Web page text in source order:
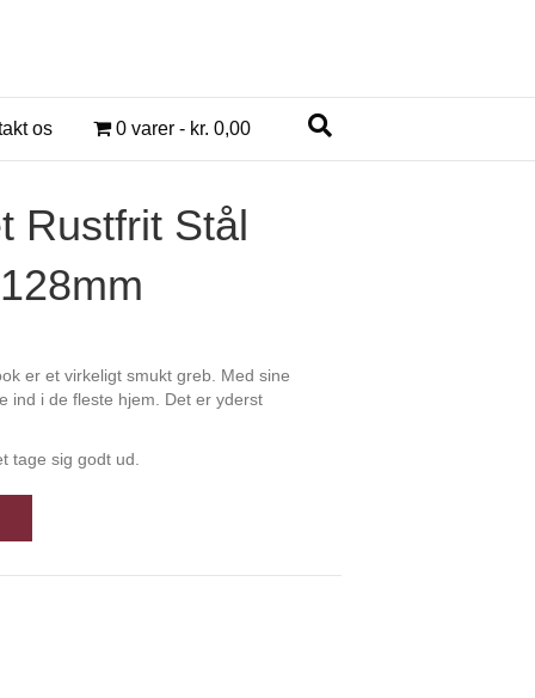
os 0 varer kr. 0,00
Rustfrit Stål
er et virkeligt smukt greb. Med sine
ind i de fleste hjem. Det er yderst
tage sig godt ud.